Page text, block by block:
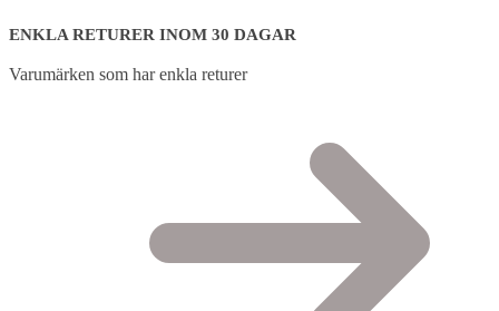
ENKLA RETURER INOM 30 DAGAR
Varumärken som har enkla returer